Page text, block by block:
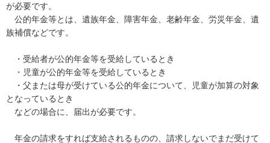
が必要です。
公的年金等とは、遺族年金、障害年金、老齢年金、労災年金、遺
族補償などです。
・受給者が公的年金等を受給しているとき
・児童が公的年金等を受給しているとき
・父または母が受けている公的年金について、児童が加算の対象
となっているとき
などの場合に、届出が必要です。
年金の請求をすれば支給されるものの、請求しないでまだ受けて